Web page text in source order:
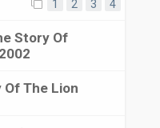
1 2 3 4
Story Of
Of The Lion